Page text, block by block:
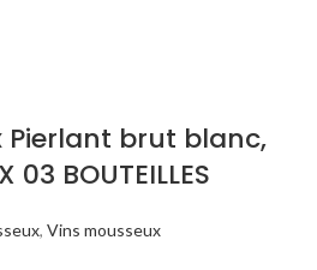
Pierlant brut blanc,
03 BOUTEILLES
, Vins mousseux